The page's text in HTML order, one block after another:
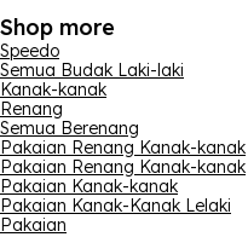
Shop more
Speedo
Semua Budak Laki-laki
Kanak-kanak
Renang
Semua Berenang
Pakaian Renang Kanak-kanak
Pakaian Renang Kanak-kanak
Pakaian Kanak-kanak
Pakaian Kanak-Kanak Lelaki
Pakaian